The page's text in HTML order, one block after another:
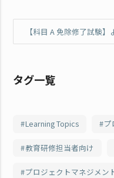
【科目 A 免除修了試験
タグ一覧
Learning Topics プ
教育研修担当者向け
プロジェクトマネジメン